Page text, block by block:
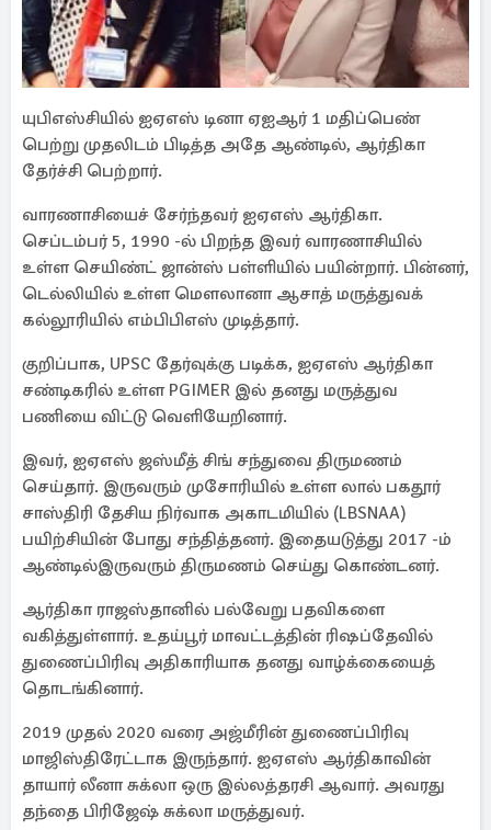
யுபிஎஸ்சியில் ஐஏஎஸ் டினா ஏஐஆர் 1 மதிப்பெண்
பெற்று முதலிடம் பிடித்த அதே ஆண்டில், ஆர்திகா
தேர்ச்சி பெற்றார்.
வாரணாசியைச் சேர்ந்தவர் ஐஏஎஸ் ஆர்திகா.
செப்டம்பர் 5, 1990 -ல் பிறந்த இவர் வாரணாசியில்
உள்ள செயிண்ட் ஜான்ஸ் பள்ளியில் பயின்றார். பின்னர்,
டெல்லியில் உள்ள மௌலானா ஆசாத் மருத்துவக்
கல்லூரியில் எம்பிபிஎஸ் முடித்தார்.
குறிப்பாக, UPSC தேர்வுக்கு படிக்க, ஐஏஎஸ் ஆர்திகா
சண்டிகரில் உள்ள PGIMER இல் தனது மருத்துவ
பணியை விட்டு வெளியேறினார்.
இவர், ஐஏஎஸ் ஜஸ்மீத் சிங் சந்துவை திருமணம்
செய்தார். இருவரும் முசோரியில் உள்ள லால் பகதூர்
சாஸ்திரி தேசிய நிர்வாக அகாடமியில் (LBSNAA)
பயிற்சியின் போது சந்தித்தனர். இதையடுத்து 2017 -ம்
ஆண்டில்இருவரும் திருமணம் செய்து கொண்டனர்.
ஆர்திகா ராஜஸ்தானில் பல்வேறு பதவிகளை
வகித்துள்ளார். உதய்பூர் மாவட்டத்தின் ரிஷப்தேவில்
துணைப்பிரிவு அதிகாரியாக தனது வாழ்க்கையைத்
தொடங்கினார்.
2019 முதல் 2020 வரை அஜ்மீரின் துணைப்பிரிவு
மாஜிஸ்திரேட்டாக இருந்தார். ஐஏஎஸ் ஆர்திகாவின்
தாயார் லீனா சுக்லா ஒரு இல்லத்தரசி ஆவார். அவரது
தந்தை பிரிஜேஷ் சுக்லா மருத்துவர்.